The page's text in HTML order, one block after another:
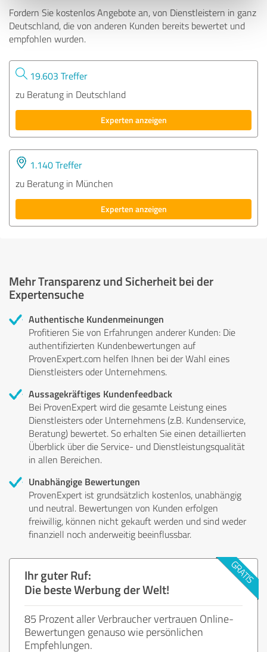
Fordern Sie kostenlos Angebote an, von Dienstleistern in ganz
Deutschland, die von anderen Kunden bereits bewertet und
empfohlen wurden.
19.603 Treffer
zu Beratung in Deutschland
Experten anzeigen
1.140 Treffer
zu Beratung in München
Experten anzeigen
Mehr Transparenz und Sicherheit bei der
Expertensuche
Authentische Kundenmeinungen
Profitieren Sie von Erfahrungen anderer Kunden: Die
authentifizierten Kundenbewertungen auf
ProvenExpert.com helfen Ihnen bei der Wahl eines
Dienstleisters oder Unternehmens.
Aussagekräftiges Kundenfeedback
Bei ProvenExpert wird die gesamte Leistung eines
Dienstleisters oder Unternehmens (z.B. Kundenservice,
Beratung) bewertet. So erhalten Sie einen detaillierten
Überblick über die Service- und Dienstleistungsqualität
in allen Bereichen.
Unabhängige Bewertungen
ProvenExpert ist grundsätzlich kostenlos, unabhängig
und neutral. Bewertungen von Kunden erfolgen
freiwillig, können nicht gekauft werden und sind weder
finanziell noch anderweitig beeinflussbar.
Ihr guter Ruf:
Die beste Werbung der Welt!
85 Prozent aller Verbraucher vertrauen Online-
Bewertungen genauso wie persönlichen
Empfehlungen.